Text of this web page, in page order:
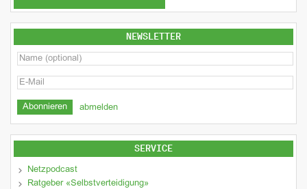
NEWSLETTER
abmelden
SERVICE
Netzpodcast
Ratgeber «Selbstverteidigung»